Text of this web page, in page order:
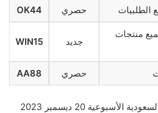
الطلبيات حصري OK44
منتجات
جديد WIN15
حصري AA88
تخفيضات و عروض كارفور السعودية الأسبوعية 20 ديسمبر 2023